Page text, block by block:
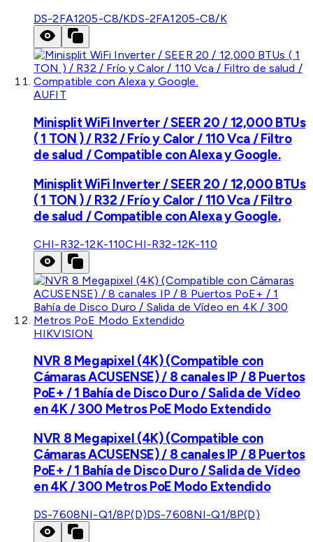
DS-2FA1205-C8/KDS-2FA1205-C8/K
AUFIT
Minisplit WiFi Inverter / SEER 20 / 12,000 BTUs
( 1 TON ) / R32 / Frío y Calor / 110 Vca / Filtro
de salud / Compatible con Alexa y Google.
Minisplit WiFi Inverter / SEER 20 / 12,000 BTUs
( 1 TON ) / R32 / Frío y Calor / 110 Vca / Filtro
de salud / Compatible con Alexa y Google.
CHI-R32-12K-110CHI-R32-12K-110
HIKVISION
NVR 8 Megapixel (4K) (Compatible con
Cámaras ACUSENSE) / 8 canales IP / 8 Puertos
PoE+ / 1 Bahía de Disco Duro / Salida de Vídeo
en 4K / 300 Metros PoE Modo Extendido
NVR 8 Megapixel (4K) (Compatible con
Cámaras ACUSENSE) / 8 canales IP / 8 Puertos
PoE+ / 1 Bahía de Disco Duro / Salida de Vídeo
en 4K / 300 Metros PoE Modo Extendido
DS-7608NI-Q1/8P(D)DS-7608NI-Q1/8P(D)